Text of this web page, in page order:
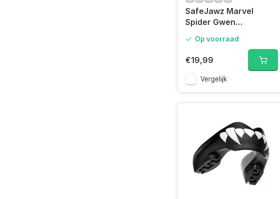
SafeJawz Marvel
Spider Gwen
Op voorraad
€19,99
Vergelijk